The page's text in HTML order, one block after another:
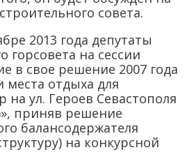
совета.
2013 года депутаты
горсовета на сессии
в свое решение 2007 года
места отдыха для
на ул. Героев Севастополя
приняв решение
балансодержателя
на конкурсной